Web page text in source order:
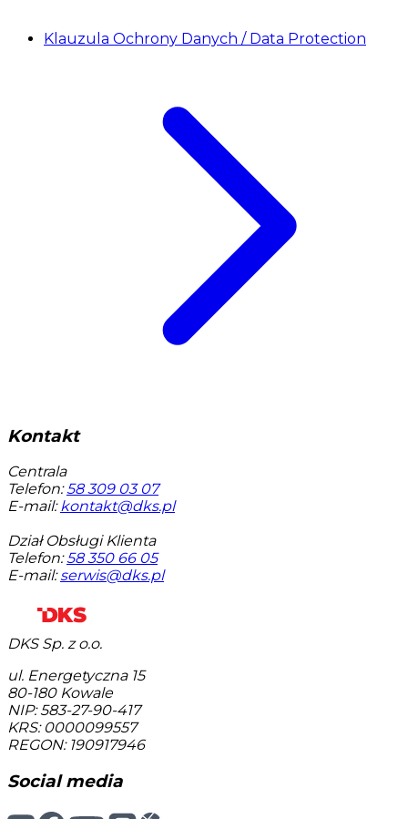
Klauzula Ochrony Danych / Data Protection
Kontakt
Centrala
Telefon: 58 309 03 07
E-mail: kontakt@dks.pl
Dział Obsługi Klienta
Telefon: 58 350 66 05
E-mail: serwis@dks.pl
DKS Sp. z o.o.
ul. Energetyczna 15
80-180 Kowale
NIP: 583-27-90-417
KRS: 0000099557
REGON: 190917946
Social media